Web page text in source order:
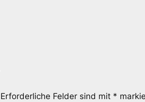
Erforderliche Felder sind mit *